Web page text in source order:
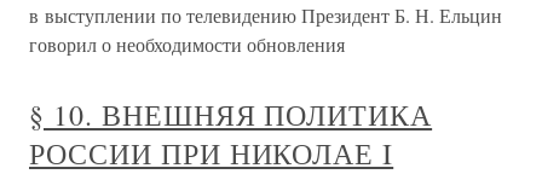
в выступлении по телевидению Президент Б. Н. Ельцин
говорил о необходимости обновления
§ 10. ВНЕШНЯЯ ПОЛИТИКА
РОССИИ ПРИ НИКОЛАЕ I